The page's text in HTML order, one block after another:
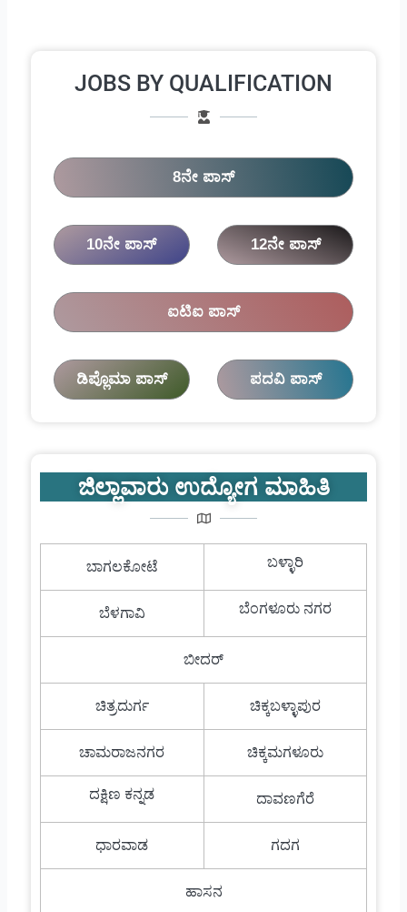
JOBS BY QUALIFICATION
8ನೇ ಪಾಸ್
10ನೇ ಪಾಸ್ 12ನೇ ಪಾಸ್
ಐಟಿಐ ಪಾಸ್
ಡಿಪ್ಲೊಮಾ ಪಾಸ್ ಪದವಿ ಪಾಸ್
ಜಿಲ್ಲಾವಾರು ಉದ್ಯೋಗ ಮಾಹಿತಿ
ಬಾಗಲಕೋಟೆ ಬಳ್ಳಾರಿ
ಬೆಳಗಾವಿ ಬೆಂಗಳೂರು ನಗರ
ಬೀದರ್
ಚಿತ್ರದುರ್ಗ ಚಿಕ್ಕಬಳ್ಳಾಪುರ
ಚಾಮರಾಜನಗರ ಚಿಕ್ಕಮಗಳೂರು
ದಕ್ಷಿಣ ಕನ್ನಡ ದಾವಣಗೆರೆ
ಧಾರವಾಡ ಗದಗ
ಹಾಸನ